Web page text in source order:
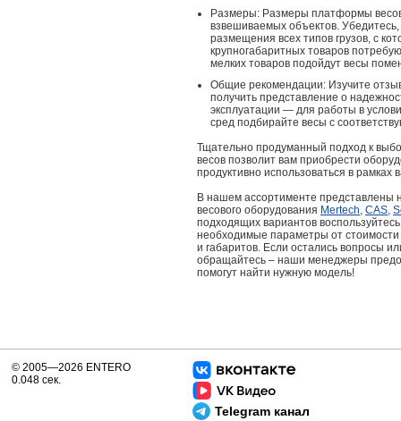
Размеры: Размеры платформы
взвешиваемых объектов.
размещения всех типов грузов, с
крупногабаритных товаров
мелких товаров подойдут весы
Общие рекомендации: Изучите
получить представление о
эксплуатации — для работы в
сред подбирайте весы с
Тщательно продуманный подход к
весов позволит вам приобрести
продуктивно использоваться в рамках
В нашем ассортименте представлены
весового оборудования Mertech, CAS,
подходящих вариантов
необходимые параметры от
и габаритов. Если остались вопросы
обращайтесь – наши менеджеры
помогут найти нужную модель!
Telegram канал
© 2005—2026 ENTERO
0.048 сек.